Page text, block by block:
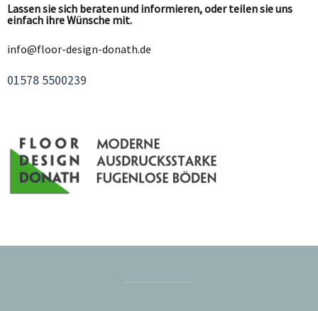
Lassen sie sich beraten und informieren, oder teilen sie uns
einfach ihre Wünsche mit.
info@floor-design-donath.de
01578 5500239